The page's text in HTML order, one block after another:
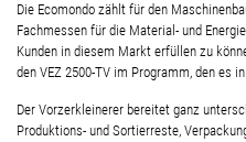
Die Ecomondo zählt für den
Fachmessen für die Material- und
Kunden in diesem Markt erfüllen zu
den VEZ 2500-TV im Programm, den es
Der Vorzerkleinerer bereitet ganz
Produktions- und Sortierreste,